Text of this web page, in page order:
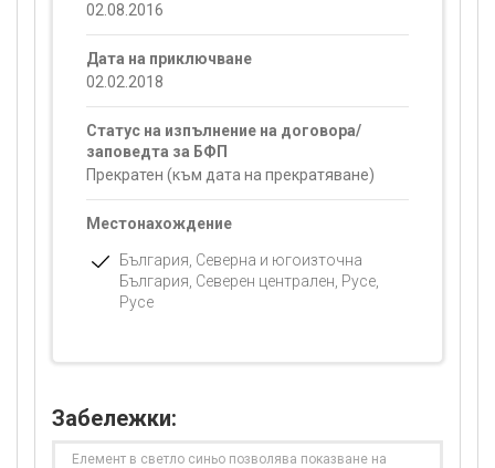
02.08.2016
Дата на приключване
02.02.2018
Статус на изпълнение на договора/
заповедта за БФП
Прекратен (към дата на прекратяване)
Местонахождение
България, Северна и югоизточна
България, Северен централен, Русе,
Русе
Забележки:
Елемент в светло синьо позволява показване на